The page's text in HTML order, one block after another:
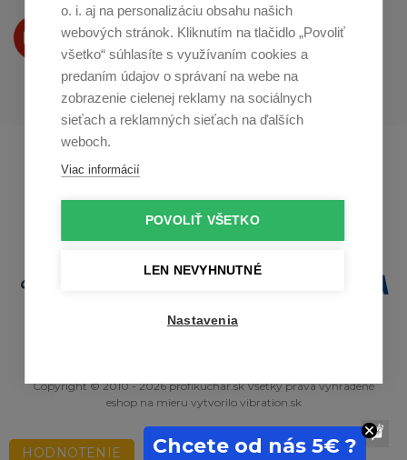
o. i. aj na personalizáciu obsahu našich
webových stránok. Kliknutím na tlačidlo „Povoliť
všetko“ súhlasíte s využívaním cookies a
predaním údajov o správaní na webe na
zobrazenie cielenej reklamy na sociálnych
sieťach a reklamných sieťach na ďalších
weboch.
Viac informácií
POVOLIŤ VŠETKO
LEN NEVYHNUTNÉ
Nastavenia
Produkty Vám predstavujeme
na Youtube
Profikuchař.cz
Copyright © 2010 - 2026 profikuchar.sk Všetky práva vyhradené
eshop na mieru vytvorilo vibration.sk
HODNOTENIE Chcete od nás 5€ ?